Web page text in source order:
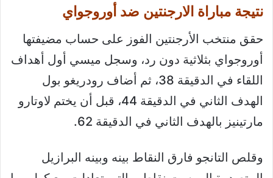
نتيجة مباراة الارجنتين ضد أوروجواي
حقق منتخب الأرجنتين الفوز على حساب مضيفتها
أوروجواي بثلاثية دون رد، وسجل ميسي أول أهداف
اللقاء في الدقيقة 38، ثم أضاف رودريغو بول
الهدف الثاني في الدقيقة 44، قبل أن يختم لاوتارو
مارتينيز بالهدف الثاني في الدقيقة 62.
وقلص التانجو فارق النقاط بينه وبينه البرازيل